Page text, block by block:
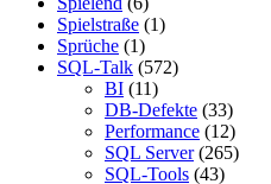
Spielstraße (1)
Sprüche (1)
SQL-Talk (572)
BI (11)
DB-Defekte (33)
Performance (12)
SQL Server(265)
SQL-Tools (43)